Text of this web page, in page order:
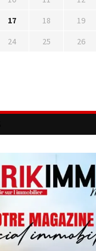
17 18 19
24 25 26